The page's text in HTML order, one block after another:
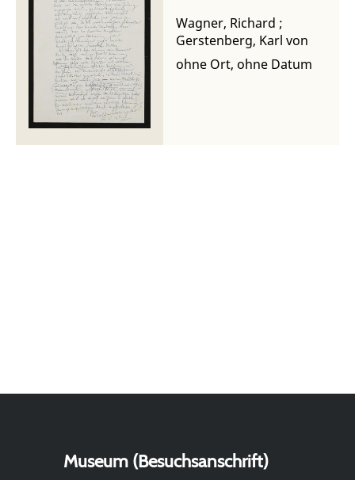
Wagner, Richard ;
Gerstenberg, Karl von
ohne Ort, ohne Datum
Museum (Besuchsanschrift)